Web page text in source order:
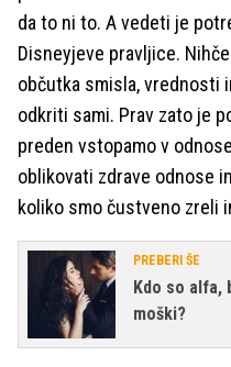
da to ni to. A vedeti je
Disneyjeve pravljice.
občutka smisla, vrednosti
odkriti sami. Prav zato je
preden vstopamo v
oblikovati zdrave odnose
koliko smo čustveno zreli
PREBERI ŠE
Kdo so alfa,
moški?